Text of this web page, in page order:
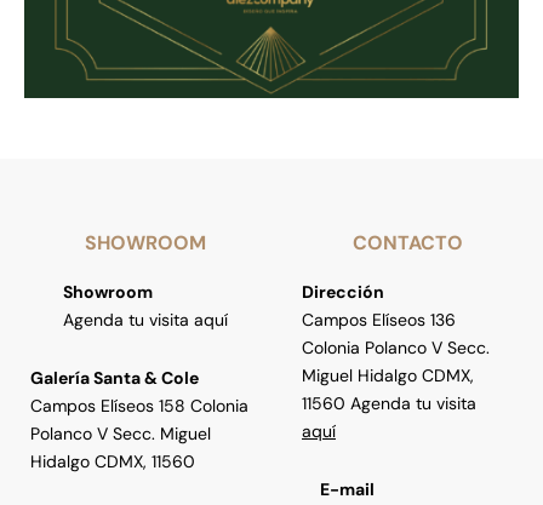
SHOWROOM
Showroom
Agenda tu visita aquí
Galería Santa & Cole
Campos Elíseos 158 Colonia
Polanco V Secc. Miguel
Hidalgo CDMX, 11560
CONTACTO
Dirección
Campos Elíseos 136
Colonia Polanco V Secc.
Miguel Hidalgo CDMX,
11560 Agenda tu visita
aquí
E-mail